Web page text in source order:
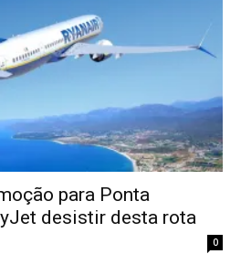
para Ponta
desistir desta rota
0